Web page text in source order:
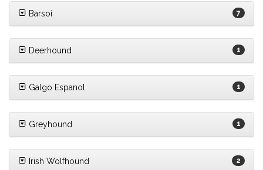
Barsoi 7
Deerhound 1
Galgo Espanol 1
Greyhound 1
Irish Wolfhound 2